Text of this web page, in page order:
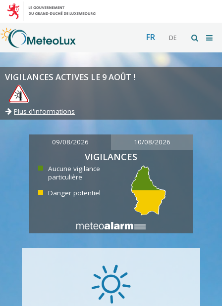
FR DE
VIGILANCES ACTIVES LE 9 AOÛT !
Plus d'informations
09/08/2026 10/08/2026
VIGILANCES
Aucune vigilance
particulière
Danger potentiel